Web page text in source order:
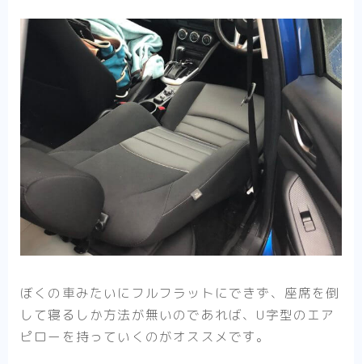
ぼくの車みたいにフルフラットにできず、座席を倒
して寝るしか方法が無いのであれば、U字型のエア
ピローを持っていくのがオススメです。